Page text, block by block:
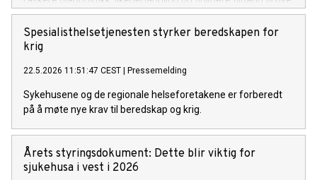
behandlingsmetoder.
Spesialisthelsetjenesten styrker beredskapen for
krig
22.5.2026 11:51:47 CEST | Pressemelding
Sykehusene og de regionale helseforetakene er forberedt
på å møte nye krav til beredskap og krig.
Årets styringsdokument: Dette blir viktig for
sjukehusa i vest i 2026